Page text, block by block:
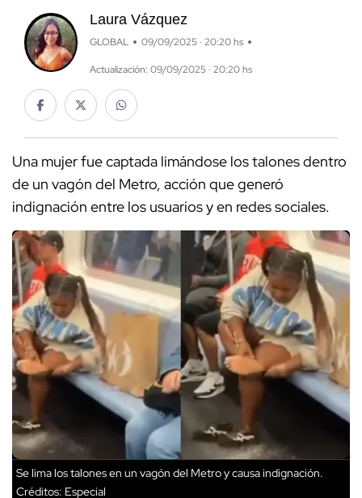
Laura Vázquez
GLOBAL 09/09/2025 · 20:20 hs
Actualización: 09/09/2025 · 20:20 hs
Una mujer fue captada limándose los talones dentro
de un vagón del Metro, acción que generó
indignación entre los usuarios y en redes sociales.
Se lima los talones en un vagón del Metro y causa indignación.
Créditos: Especial